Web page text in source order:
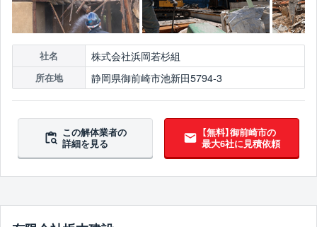
社名 株式会社浜岡若杉組
所在地 静岡県御前崎市池新田5794-3
この解体業者の
詳細を見る
【無料】御前崎市の
最大6社に見積依頼